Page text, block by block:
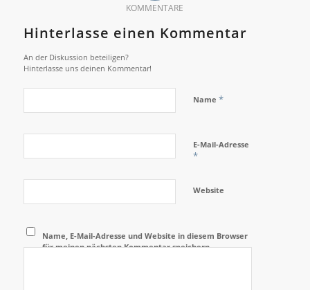
KOMMENTARE
Hinterlasse einen Kommentar
An der Diskussion beteiligen?
Hinterlasse uns deinen Kommentar!
Name *
E-Mail-Adresse
*
Website
Name, E-Mail-Adresse und Website in diesem Browser
für meinen nächsten Kommentar speichern.